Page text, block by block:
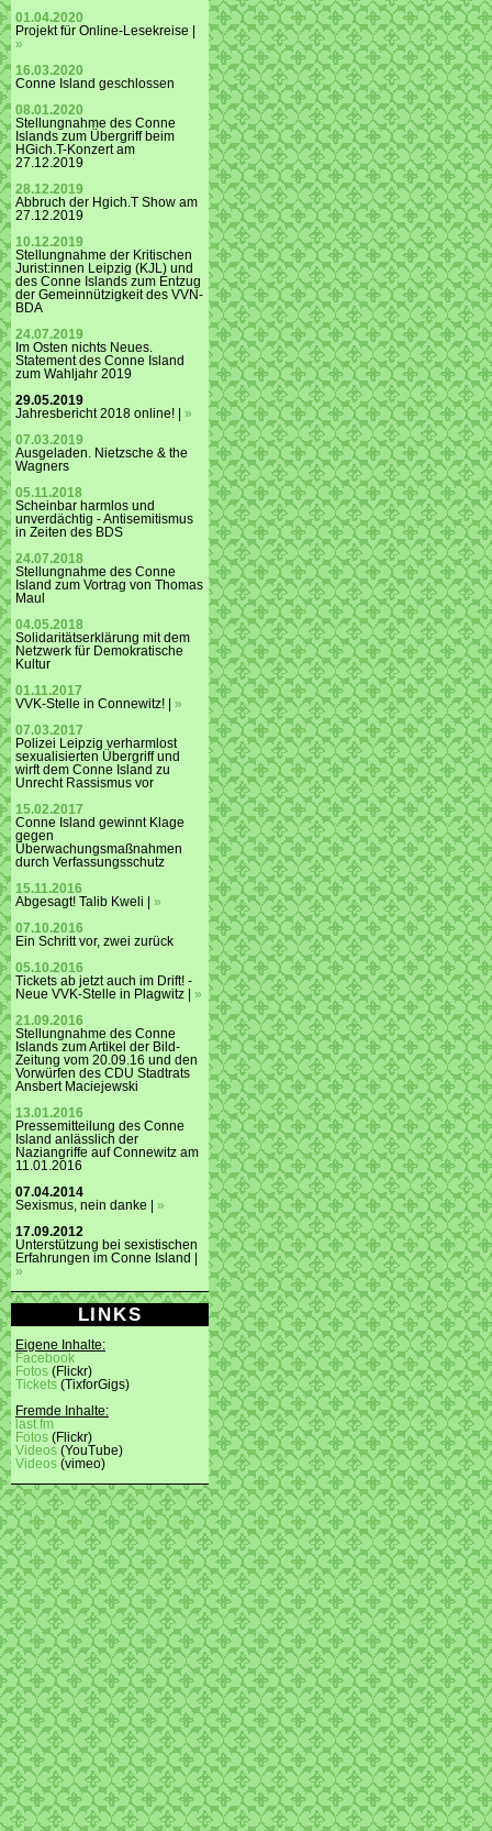
01.04.2020
Projekt für Online-Lesekreise |
»
16.03.2020
Conne Island geschlossen
08.01.2020
Stellungnahme des Conne
Islands zum Übergriff beim
HGich.T-Konzert am
27.12.2019
28.12.2019
Abbruch der Hgich.T Show am
27.12.2019
10.12.2019
Stellungnahme der Kritischen
Jurist:innen Leipzig (KJL) und
des Conne Islands zum Entzug
der Gemeinnützigkeit des VVN-
BDA
24.07.2019
Im Osten nichts Neues.
Statement des Conne Island
zum Wahljahr 2019
29.05.2019
Jahresbericht 2018 online! | »
07.03.2019
Ausgeladen. Nietzsche & the
Wagners
05.11.2018
Scheinbar harmlos und
unverdächtig - Antisemitismus
in Zeiten des BDS
24.07.2018
Stellungnahme des Conne
Island zum Vortrag von Thomas
Maul
04.05.2018
Solidaritätserklärung mit dem
Netzwerk für Demokratische
Kultur
01.11.2017
VVK-Stelle in Connewitz! | »
07.03.2017
Polizei Leipzig verharmlost
sexualisierten Übergriff und
wirft dem Conne Island zu
Unrecht Rassismus vor
15.02.2017
Conne Island gewinnt Klage
gegen
Überwachungsmaßnahmen
durch Verfassungsschutz
15.11.2016
Abgesagt! Talib Kweli | »
07.10.2016
Ein Schritt vor, zwei zurück
05.10.2016
Tickets ab jetzt auch im Drift! -
Neue VVK-Stelle in Plagwitz | »
21.09.2016
Stellungnahme des Conne
Islands zum Artikel der Bild-
Zeitung vom 20.09.16 und den
Vorwürfen des CDU Stadtrats
Ansbert Maciejewski
13.01.2016
Pressemitteilung des Conne
Island anlässlich der
Naziangriffe auf Connewitz am
11.01.2016
07.04.2014
Sexismus, nein danke | »
17.09.2012
Unterstützung bei sexistischen
Erfahrungen im Conne Island |
»
LINKS
Eigene Inhalte:
Facebook
Fotos (Flickr)
Tickets (TixforGigs)
Fremde Inhalte:
last.fm
Fotos (Flickr)
Videos (YouTube)
Videos (vimeo)